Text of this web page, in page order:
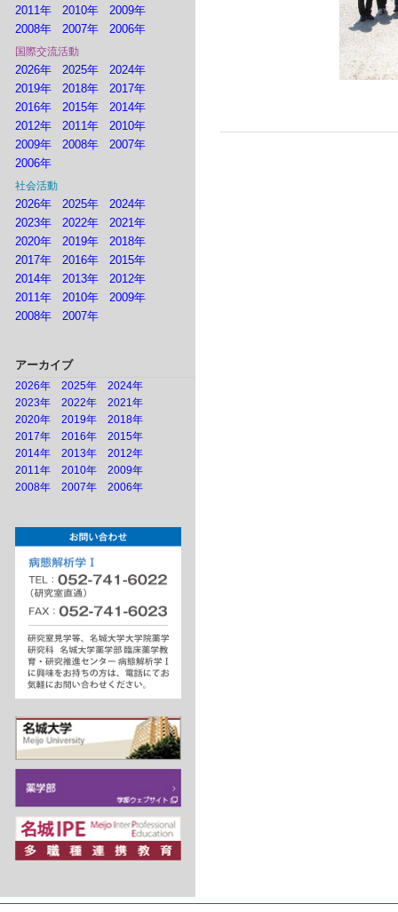
2011年
2010年
2009年
2008年
2007年 2006年
国際交流活動
2026年 2025年
2024年
2019年
2018年
2017年
2016年
2015年
2014年
2012年
2011年
2010年
2009年
2008年
2007年
2006年
社会活動
2026年 2025年
2024年
2023年
2022年
2021年
2020年
2019年
2018年
2017年
2016年
2015年
2014年
2013年
2012年
2011年
2010年
2009年
2008年
2007年
アーカイブ
2026年 2025年
2024年
2023年
2022年
2021年
2020年
2019年
2018年
2017年
2016年
2015年
2014年
2013年
2012年
2011年
2010年
2009年
2008年
2007年 2006年